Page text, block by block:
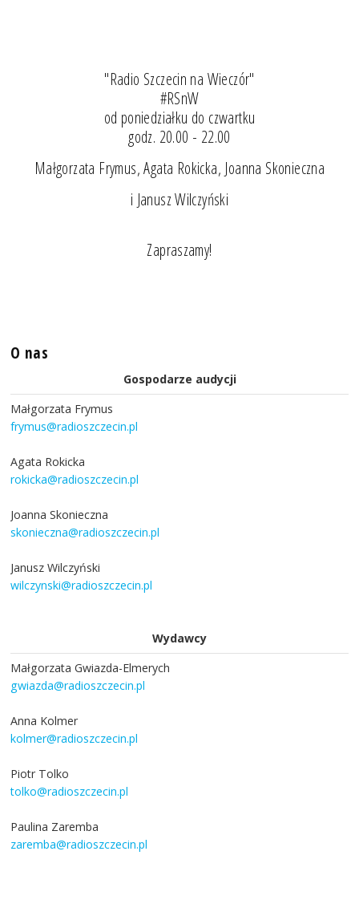
"Radio Szczecin na Wieczór"
#RSnW
od poniedziałku do czwartku
godz. 20.00 - 22.00
Małgorzata Frymus, Agata Rokicka, Joanna Skonieczna
i Janusz Wilczyński
Zapraszamy!
O nas
Gospodarze audycji
Małgorzata Frymus
frymus@radioszczecin.pl
Agata Rokicka
rokicka@radioszczecin.pl
Joanna Skonieczna
skonieczna@radioszczecin.pl
Janusz Wilczyński
wilczynski@radioszczecin.pl
Wydawcy
Małgorzata Gwiazda-Elmerych
gwiazda@radioszczecin.pl
Anna Kolmer
kolmer@radioszczecin.pl
Piotr Tolko
tolko@radioszczecin.pl
Paulina Zaremba
zaremba@radioszczecin.pl